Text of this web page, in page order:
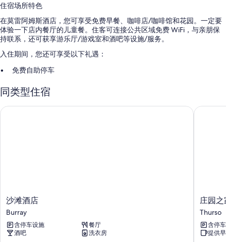
住宿场所特色
在莫雷阿姆斯酒店，您可享受免费早餐、咖啡店/咖啡馆和花园。一定要
体验一下店内餐厅的儿童餐。住客可连接公共区域免费 WiFi，与亲朋保
持联系，还可获享游乐厅/游戏室和酒吧等设施/服务。
入住期间，您还可享受以下礼遇：
免费自助停车
无烟场所、烧烤炉和礼品店
同类型住宿
沙
滩
酒
店
Burray
沙滩酒店
Burray
含停车设施
餐厅
酒吧
洗衣房
沙滩酒店
庄
园
之
家
Thurso
庄园之
Thurso
含停
提供
庄园之家